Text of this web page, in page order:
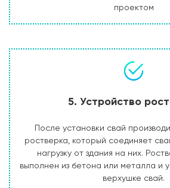
проектом
5. Устройство
После установки свай
ростверка, который соединяет
нагрузку от здания на них.
выполнен из бетона или металла и
верхушке свай.